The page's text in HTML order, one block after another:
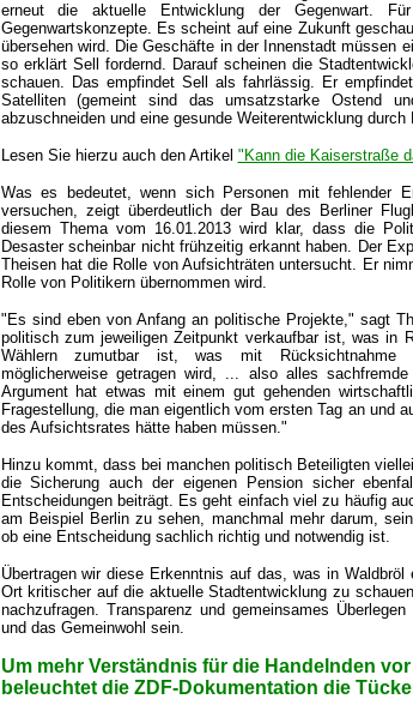
erneut die aktuelle Entwicklung der Gegenwart.
Gegenwartskonzepte. Es scheint auf eine Zukunft
übersehen wird. Die Geschäfte in der Innenstadt müssen
so erklärt Sell fordernd. Darauf scheinen die
schauen. Das empfindet Sell als fahrlässig. Er
Satelliten (gemeint sind das umsatzstarke Ostend
abzuschneiden und eine gesunde Weiterentwicklung
Lesen Sie hierzu auch den Artikel "Kann die Kaiserstraße
Was es bedeutet, wenn sich Personen mit fehlender
versuchen, zeigt überdeutlich der Bau des Berliner
diesem Thema vom 16.01.2013 wird klar, dass die
Desaster scheinbar nicht frühzeitig erkannt haben. Der
Theisen hat die Rolle von Aufsichträten untersucht. Er
Rolle von Politikern übernommen wird.
"Es sind eben von Anfang an politische Projekte," sagt
politisch zum jeweiligen Zeitpunkt verkaufbar ist, was in
Wählern zumutbar ist, was mit Rücksichtnahme
möglicherweise getragen wird, ... also alles
Argument hat etwas mit einem gut gehenden
Fragestellung, die man eigentlich vom ersten Tag an und
des Aufsichtsrates hätte haben müssen."
Hinzu kommt, dass bei manchen politisch Beteiligten
die Sicherung auch der eigenen Pension sicher
Entscheidungen beiträgt. Es geht einfach viel zu häufig
am Beispiel Berlin zu sehen, manchmal mehr darum,
ob eine Entscheidung sachlich richtig und notwendig ist.
Übertragen wir diese Erkenntnis auf das, was in
Ort kritischer auf die aktuelle Stadtentwicklung zu
nachzufragen. Transparenz und gemeinsames
und das Gemeinwohl sein.
Um mehr Verständnis für die Handelnden
beleuchtet die ZDF-Dokumentation die